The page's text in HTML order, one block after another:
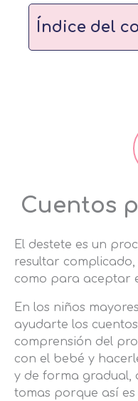
Índice del
Cuentos
El destete es un
resultar
como para aceptar
En los niños
ayudarte los
comprensión del
con el bebé y
y de forma gradual,
tomas porque así es